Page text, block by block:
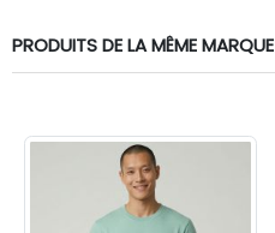
PRODUITS DE LA MÊME MARQUE